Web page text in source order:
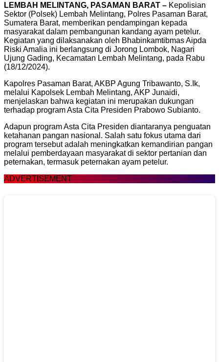
LEMBAH MELINTANG, PASAMAN BARAT – Kepolisian
Sektor (Polsek) Lembah Melintang, Polres Pasaman Barat,
Sumatera Barat, memberikan pendampingan kepada
masyarakat dalam pembangunan kandang ayam petelur.
Kegiatan yang dilaksanakan oleh Bhabinkamtibmas Aipda
Riski Amalia ini berlangsung di Jorong Lombok, Nagari
Ujung Gading, Kecamatan Lembah Melintang, pada Rabu
(18/12/2024).
Kapolres Pasaman Barat, AKBP Agung Tribawanto, S.Ik,
melalui Kapolsek Lembah Melintang, AKP Junaidi,
menjelaskan bahwa kegiatan ini merupakan dukungan
terhadap program Asta Cita Presiden Prabowo Subianto.
Adapun program Asta Cita Presiden diantaranya penguatan
ketahanan pangan nasional. Salah satu fokus utama dari
program tersebut adalah meningkatkan kemandirian pangan
melalui pemberdayaan masyarakat di sektor pertanian dan
peternakan, termasuk peternakan ayam petelur.
ADVERTISEMENT